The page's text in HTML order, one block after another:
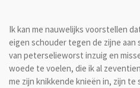
Ik kan me nauwelijks voorstellen
eigen schouder tegen de zijne
van peterselieworst inzuig en
woede te voelen, die ik al
me zijn knikkende knieën in, zijn te